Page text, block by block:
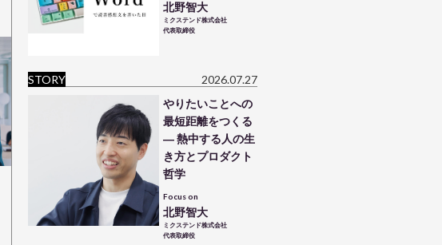
北野智大
ミクステンド株式会社
代表取締役
STORY
2026.07.27
やりたいことへの
最短距離をつくる
― 熱中する人の生
き方とプロダクト
哲学
Focus on
北野智大
ミクステンド株式会社
代表取締役